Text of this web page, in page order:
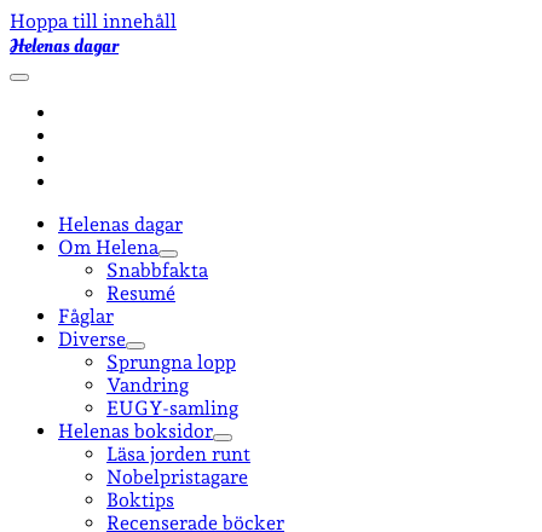
Hoppa till innehåll
Helenas dagar
öppna
Helenas dagar
Om Helena
öppna
undermeny
Snabbfakta
Resumé
Fåglar
Diverse
öppna
undermeny
Sprungna lopp
Vandring
EUGY-samling
Helenas boksidor
öppna
undermeny
Läsa jorden runt
Nobelpristagare
Boktips
Recenserade böcker